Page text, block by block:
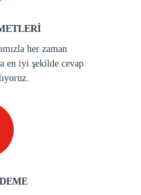
her zaman
en iyi şekilde cevap